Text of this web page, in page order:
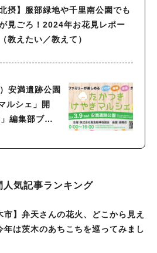
北摂】服部緑地や千里南公園でも
見ごろ！2024年お花見レポー
教えたい／教えて）
安満遺跡公園
ルシェ」開
編集部ブー
人気記事ランキング
市】弁天さんの花火、どこから見え
年は茨木のあちこちを巡ってみまし